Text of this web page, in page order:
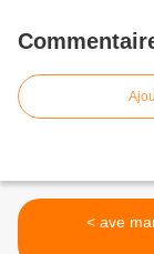
< ave